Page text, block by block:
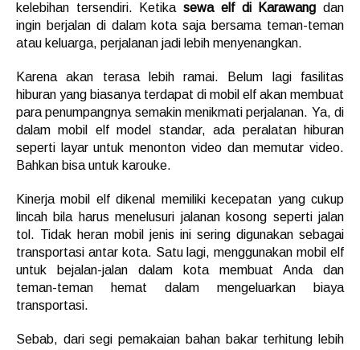
kelebihan tersendiri. Ketikasewa elf di Karawangdan
ingin berjalan di dalam kota saja bersama teman-teman
atau keluarga, perjalanan jadi lebih menyenangkan.
Karena akan terasa lebih ramai. Belum lagi fasilitas
hiburan yang biasanya terdapat di mobil elf akan membuat
para penumpangnya semakin menikmati perjalanan. Ya, di
dalam mobil elf model standar, ada peralatan hiburan
seperti layar untuk menonton video dan memutar video.
Bahkan bisa untuk karouke.
Kinerja mobil elf dikenal memiliki kecepatan yang cukup
lincah bila harus menelusuri jalanan kosong seperti jalan
tol. Tidak heran mobil jenis ini sering digunakan sebagai
transportasi antar kota. Satu lagi, menggunakan mobil elf
untuk bejalan-jalan dalam kota membuat Anda dan
teman-teman hemat dalam mengeluarkan biaya
transportasi.
Sebab, dari segi pemakaian bahan bakar terhitung lebih